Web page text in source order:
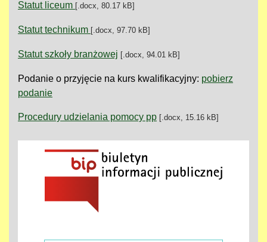
Statut liceum [.docx, 80.17 kB]
Statut technikum [.docx, 97.70 kB]
Statut szkoły branżowej [.docx, 94.01 kB]
Podanie o przyjęcie na kurs kwalifikacyjny: pobierz
podanie
Procedury udzielania pomocy pp [.docx, 15.16 kB]